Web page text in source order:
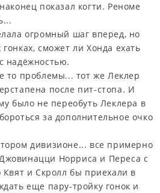
показал когти. Реноме
огромный шаг вперед, но
сможет ли Хонда ехать
надёжностью.
то проблемы... тот же Леклер
после пит-стопа. И
было не переобуть Леклера в
за дополнительное очко
дивизионе... все примерно
Норриса и Переса с
и Скролл бы приехали в
еще пару-тройку гонок и